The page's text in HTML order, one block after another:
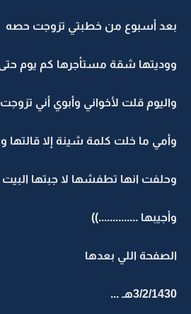
بعد أسبوع من خطبتي تزوجت حصه
ووديتها شقة مستأجرها كم يوم حتى
واليوم قلت لأخواني وأبوي أني
وأمي ما خلت كلمة شينة إلا قالتها
وحلفت انها تطفشها لا جبتها
وأجيبها ..............))
الصفحة اللي بعدها
3/2/1430هـ ...